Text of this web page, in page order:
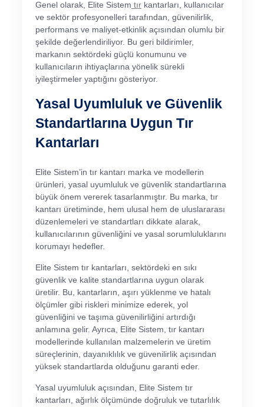
Genel olarak, Elite Sistem tırkantarları, kullanıcılar
ve sektör profesyonelleri tarafından, güvenilirlik,
performans ve maliyet-etkinlik açısından olumlu bir
şekilde değerlendiriliyor. Bu geri bildirimler,
markanın sektördeki güçlü konumunu ve
kullanıcıların ihtiyaçlarına yönelik sürekli
iyileştirmeler yaptığını gösteriyor.
Yasal Uyumluluk ve Güvenlik
Standartlarına Uygun Tır
Kantarları
Elite Sistem’in tır kantarı marka ve modellerin
ürünleri, yasal uyumluluk ve güvenlik standartlarına
büyük önem vererek tasarlanmıştır. Bu marka, tır
kantarı üretiminde, hem ulusal hem de uluslararası
düzenlemeleri ve standartları dikkate alarak,
kullanıcılarının güvenliğini ve yasal sorumluluklarını
korumayı hedefler.
Elite Sistem tır kantarları, sektördeki en sıkı
güvenlik ve kalite standartlarına uygun olarak
üretilir. Bu, kantarların, aşırı yüklenme ve hatalı
ölçümler gibi riskleri minimize ederek, yol
güvenliğini ve taşıma güvenilirliğini artırdığı
anlamına gelir. Ayrıca, Elite Sistem, tır kantarı
modellerinde kullanılan malzemelerin ve üretim
süreçlerinin, dayanıklılık ve güvenilirlik açısından
yüksek standartlarda olduğunu garanti eder.
Yasal uyumluluk açısından, Elite Sistem tır
kantarları, ağırlık ölçümünde doğruluk ve tutarlılık